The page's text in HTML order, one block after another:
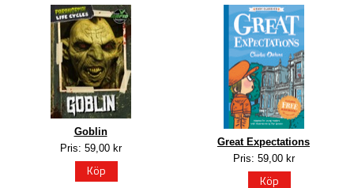
Goblin
Pris: 59,00 kr
Köp
Great Expectations
Pris: 59,00 kr
Köp